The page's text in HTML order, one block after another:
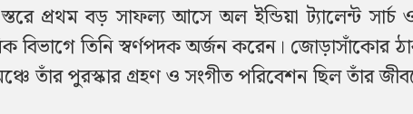
প্রথম বড় সাফল্য আসে অল ইন্ডিয়া ট্যালেন্ট সার্চ
বিভাগে তিনি স্বর্ণপদক অর্জন করেন। জোড়াসাঁকোর
তাঁর পুরস্কার গ্রহণ ও সংগীত পরিবেশন ছিল তাঁর